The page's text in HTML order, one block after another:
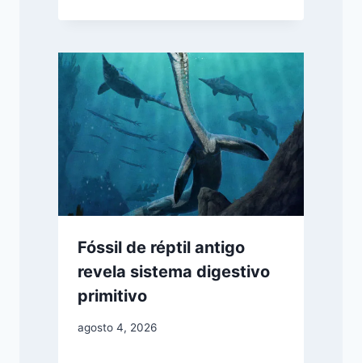
Fóssil de réptil antigo
revela sistema digestivo
primitivo
agosto 4, 2026